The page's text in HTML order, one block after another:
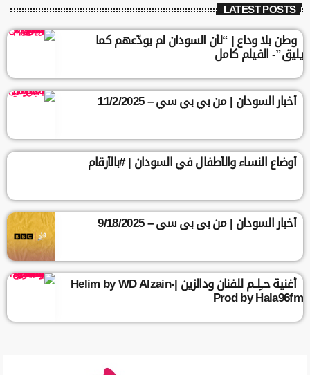
LATEST POSTS
وطن بلا وداع | “لأن السودان لم يودّعهم كما
يليق”- الفيلم كامل
أخبار السودان | من بي بي سي – 11/2/2025
أوضاع النساء والأطفال في السودان | #بالأرقام
أخبار السودان | من بي بي سي – 9/18/2025
أغنية حــِلــم للفنان ودالزين |Helim by WD Alzain-
Prod by Hala96fm